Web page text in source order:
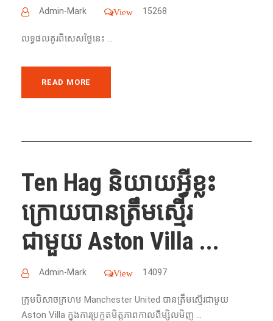
Admin-Mark View 15268
លទ្ធផលគូរពិសេសថ្ងៃនេះ ...
READ MORE
Ten Hag និយាយអ្វីខ្លះ
ក្រោយបានត្រឹមស្មើរ
ជាមួយ Aston Villa ...
Admin-Mark View 14097
ក្រុមបិសាចក្រហម Manchester United បានត្រឹមស្មើរជាមួយ
Aston Villa ក្នុងការប្រកួតមិត្តភាពកាលពីម្សិលមិញ ...